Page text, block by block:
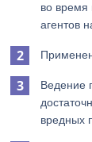
во время
агентов
Ведение
вредных